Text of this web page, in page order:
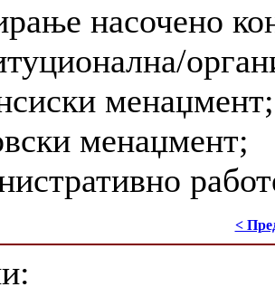
насочено
менаџмент;
менаџмент;
<